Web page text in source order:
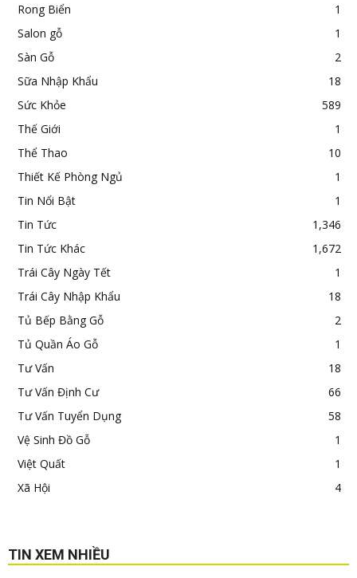
Rong Biển
1
Salon gỗ
1
Sàn Gỗ
2
Sữa Nhập Khẩu
18
Sức Khỏe
589
Thế Giới
1
Thể Thao
10
Thiết Kế Phòng Ngủ
1
Tin Nổi Bật
1
Tin Tức
1,346
Tin Tức Khác
1,672
Trái Cây Ngày Tết
1
Trái Cây Nhập Khẩu
18
Tủ Bếp Bằng Gỗ
2
Tủ Quần Áo Gỗ
1
Tư Vấn
18
Tư Vấn Định Cư
66
Tư Vấn Tuyển Dụng
58
Vệ Sinh Đồ Gỗ
1
Việt Quất
1
Xã Hội
4
TIN XEM NHIỀU